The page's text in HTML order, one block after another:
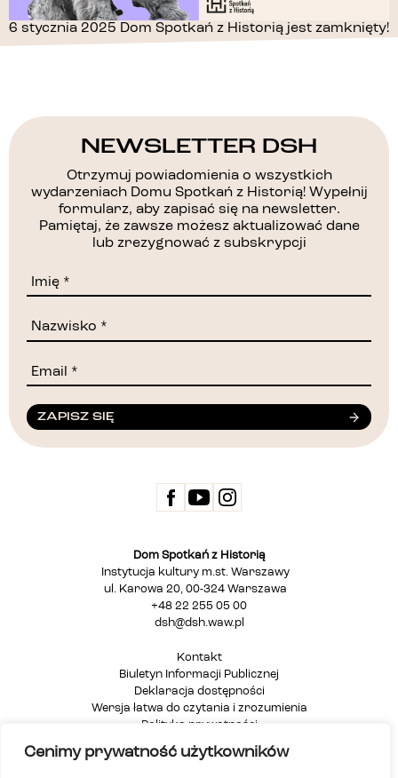
Cenimy prywatność użytkowników
6 stycznia 2025 Dom Spotkań z Historią jest zamknięty!
NEWSLETTER DSH
Otrzymuj powiadomienia o wszystkich
wydarzeniach Domu Spotkań z Historią! Wypełnij
formularz, aby zapisać się na newsletter.
Pamiętaj, że zawsze możesz aktualizować dane
lub zrezygnować z subskrypcji
ZAPISZ SIĘ
Dom Spotkań z Historią
Instytucja kultury m.st. Warszawy
ul. Karowa 20, 00-324 Warszawa
+48 22 255 05 00
dsh@dsh.waw.pl
Kontakt
Biuletyn Informacji Publicznej
Deklaracja dostępności
Wersja łatwa do czytania i zrozumienia
Polityka prywatności
Mapa strony